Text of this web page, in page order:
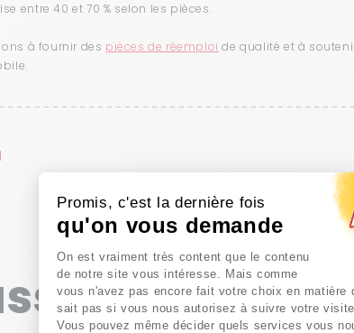
entre 40 et 70 % selon les pièces.
à fournir des pièces de réemploi de qualité et à
Promis, c'est la dernière fois
qu'on vous demande
Plateforme de Gestion du
On est vraiment très content que le contenu
de notre site vous intéresse. Mais comme
vous n'avez pas encore fait votre choix en matière
sait pas si vous nous autorisez à suivre votre visite
Vous pouvez même décider quels services vous